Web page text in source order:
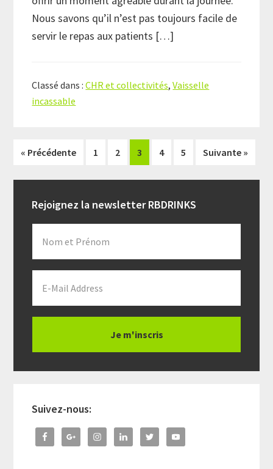
Nous savons qu’il n’est pas toujours facile de
servir le repas aux patients […]
Classé dans :CHR et collectivités,Vaisselle
incassable
« Précédente Page
1 Page
2 Page
3 Page
4 Page
5 Suivante »
Sidebar
Rejoignez la newsletter RBDRINKS
Suivez-nous: